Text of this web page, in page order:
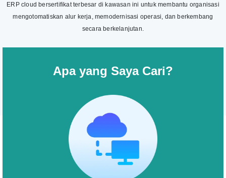
ERP cloud bersertifikat terbesar di kawasan ini untuk membantu organisasi
mengotomatiskan alur kerja, memodernisasi operasi, dan berkembang
secara berkelanjutan.
Apa yang Saya Cari?